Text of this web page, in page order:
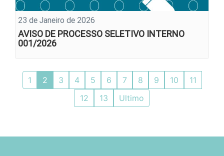
23 de Janeiro de 2026
AVISO DE PROCESSO SELETIVO INTERNO
001/2026
1 2 3 4 5 6 7 8 9 10
11
12
13 Ultimo